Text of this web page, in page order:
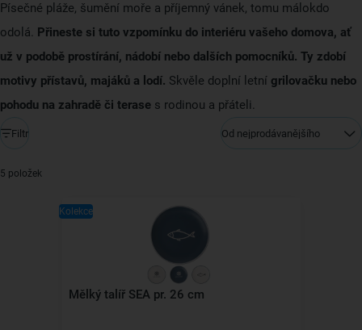
Písečné pláže, šumění moře a příjemný vánek, tomu málokdo
odolá. Přineste si tuto vzpomínku do interiéru vašeho domova, ať
už v podobě prostírání, nádobí nebo dalších pomocníků. Ty zdobí
motivy přístavů, majáků a lodí. Skvěle doplní letní grilovačku nebo
pohodu na zahradě či terase s rodinou a přáteli.
Filtr Od nejprodávanějšího
5 položek
Kolekce
Mělký talíř SEA pr. 26 cm